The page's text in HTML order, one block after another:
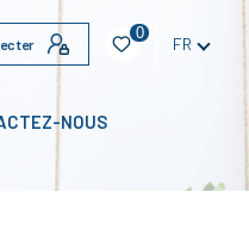
0
FR
NOUS